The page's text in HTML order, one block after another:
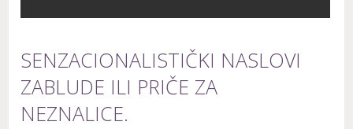
SENZACIONALISTIČKI NASLOVI
ZABLUDE ILI PRIČE ZA
NEZNALICE.